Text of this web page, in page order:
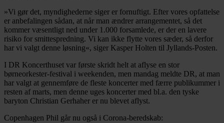
»Vi gør det, myndighederne siger er fornuftigt. Efter vores opfattelse
er anbefalingen sådan, at når man ændrer arrangementet, så det
kommer væsentligt ned under 1.000 forsamlede, er der en lavere
risiko for smittespredning. Vi kan ikke flytte vores sæder, så derfor
har vi valgt denne løsning«, siger Kasper Holten til Jyllands-Posten.
I DR Koncerthuset var første skridt helt at aflyse en stor
børneorkester-festival i weekenden, men mandag meldte DR, at man
har valgt at gennemføre de fleste koncerter med færre publikummer i
resten af marts, men denne uges koncerter med bl.a. den tyske
baryton Christian Gerhaher er nu blevet aflyst.
Copenhagen Phil går nu også i Corona-beredskab: